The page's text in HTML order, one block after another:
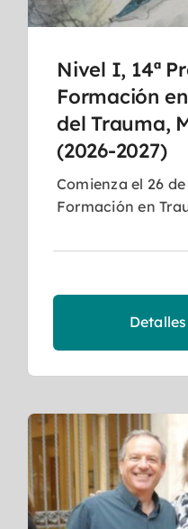
Nivel I, 14ª
Formación
del Trauma,
(2026-2027)
Comienza el 26